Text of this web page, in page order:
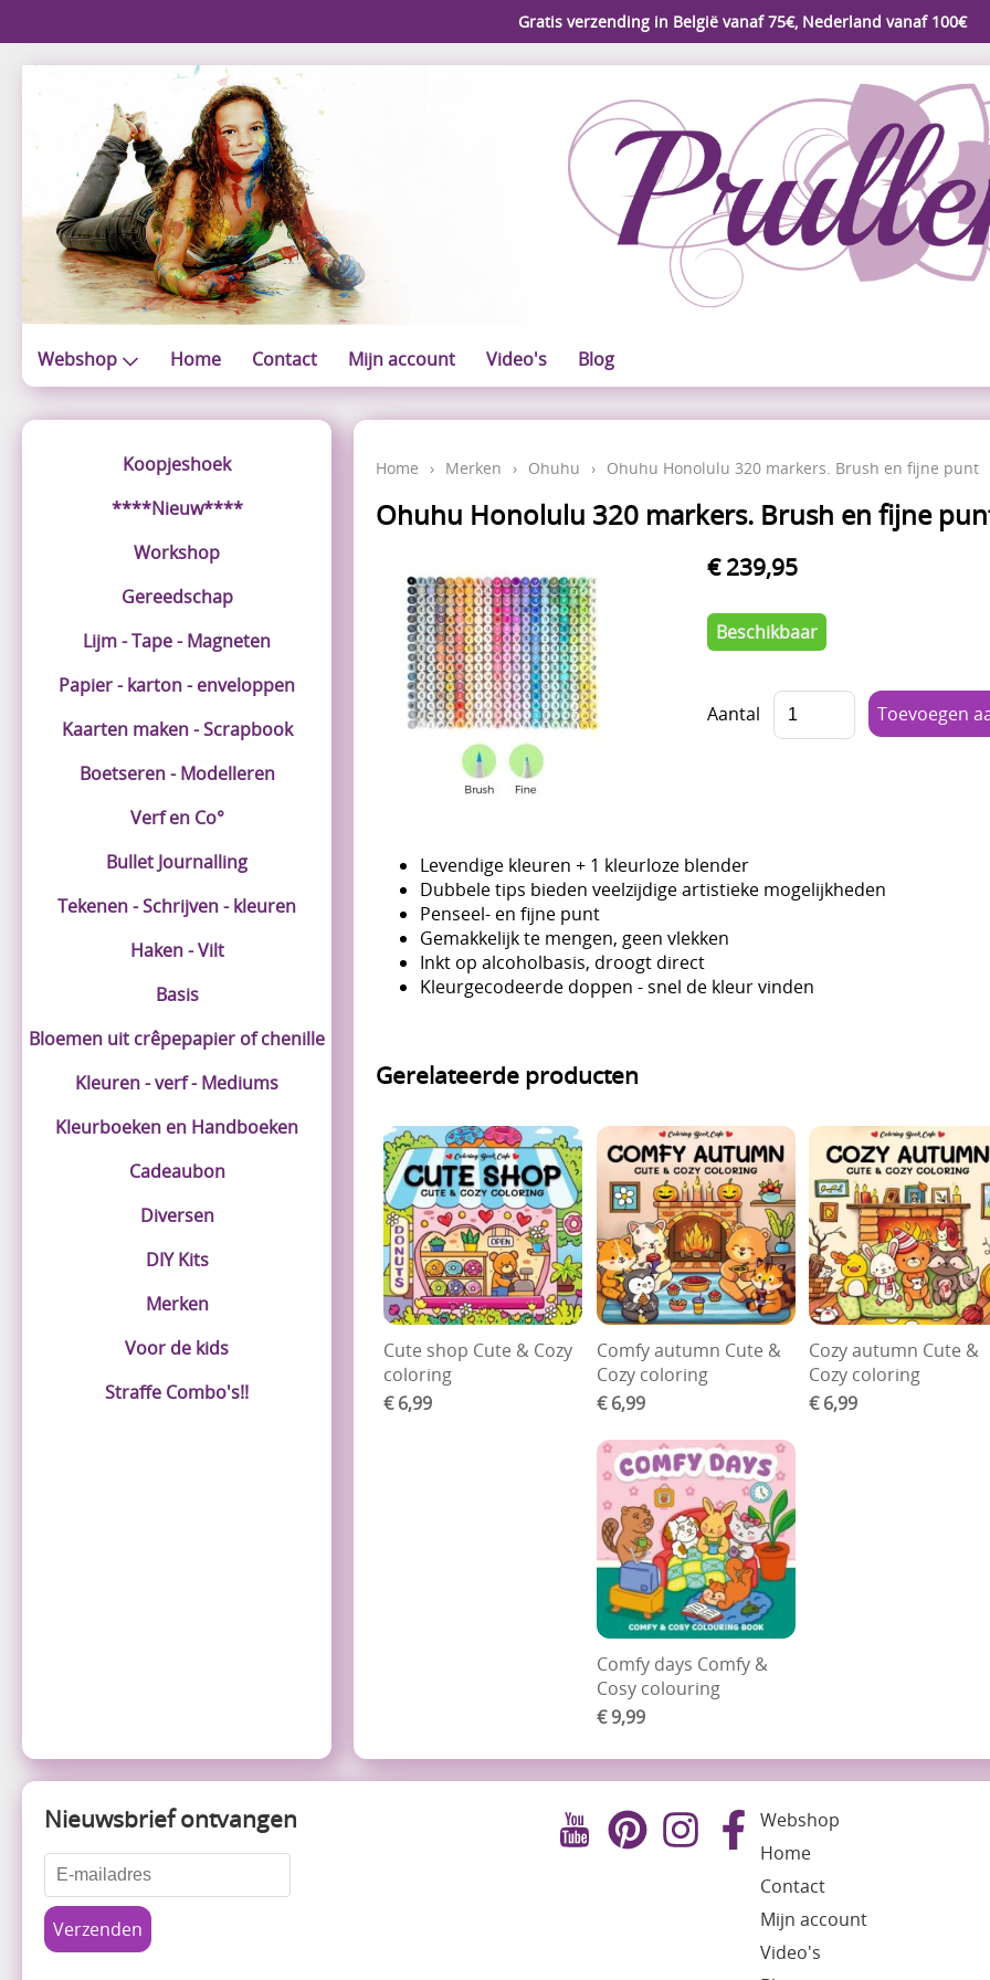
Gratis verzending in België vanaf 75€, Nederland vanaf 100€
Webshop Home Contact Mijn account Video's Blog
Koopjeshoek
****Nieuw****
Workshop
Gereedschap
Lijm - Tape - Magneten
Papier - karton - enveloppen
Kaarten maken - Scrapbook
Boetseren - Modelleren
Verf en Co°
Bullet Journalling
Tekenen - Schrijven - kleuren
Haken - Vilt
Basis
Bloemen uit crêpepapier of chenille
Kleuren - verf - Mediums
Kleurboeken en Handboeken
Cadeaubon
Diversen
DIY Kits
Merken
Voor de kids
Straffe Combo's!!
Home › Merken › Ohuhu › Ohuhu Honolulu 320 markers. Brush en fijne punt
Ohuhu Honolulu 320 markers. Brush en fijne
€ 239,95
Beschikbaar
Aantal
Levendige kleuren + 1 kleurloze blender
Dubbele tips bieden veelzijdige artistieke mogelijkheden
Penseel- en fijne punt
Gemakkelijk te mengen, geen vlekken
Inkt op alcoholbasis, droogt direct
Kleurgecodeerde doppen - snel de kleur vinden
Gerelateerde producten
Cute shop Cute & Cozy
coloring
€ 6,99
Comfy autumn Cute &
Cozy coloring
€ 6,99
Cozy autumn Cute &
Cozy coloring
€ 6,99
Comfy days Comfy &
Cosy colouring
€ 9,99
Webshop
Home
Contact
Mijn account
Video's
Nieuwsbrief ontvangen